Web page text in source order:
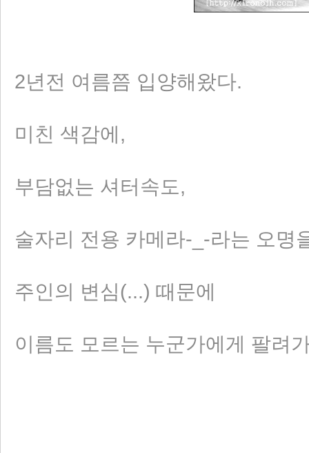
2년전 여름쯤 입양해왔다.
미친 색감에,
부담없는 셔터속도,
술자리 전용 카메라-_-라는 오명
주인의 변심(...) 때문에
이름도 모르는 누군가에게 팔려